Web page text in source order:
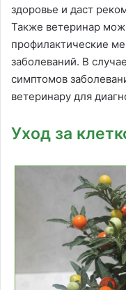
здоровье и даст
Также ветеринар
профилактические
заболеваний. В
симптомов
ветеринару для
Уход за